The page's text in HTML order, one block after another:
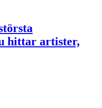
hittar artister,